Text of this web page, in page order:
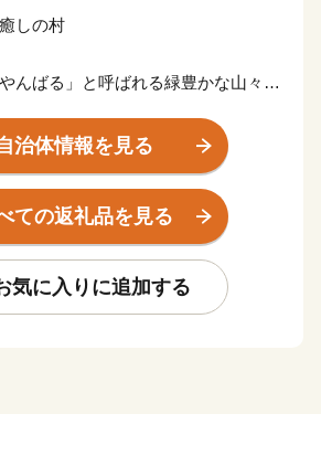
しの村
んばる」と呼ばれる緑豊かな山々が
やしのむらです。豊かな土壌に育ま
ー、今帰仁アグーの産地として知ら
遺産に登録されている今帰仁城跡
ルミ大橋からの眺望は沖縄を代表す
と納税お礼品はすべて今帰仁村の地
治体情報を見る
ての返礼品を見る
気に入りに追加する